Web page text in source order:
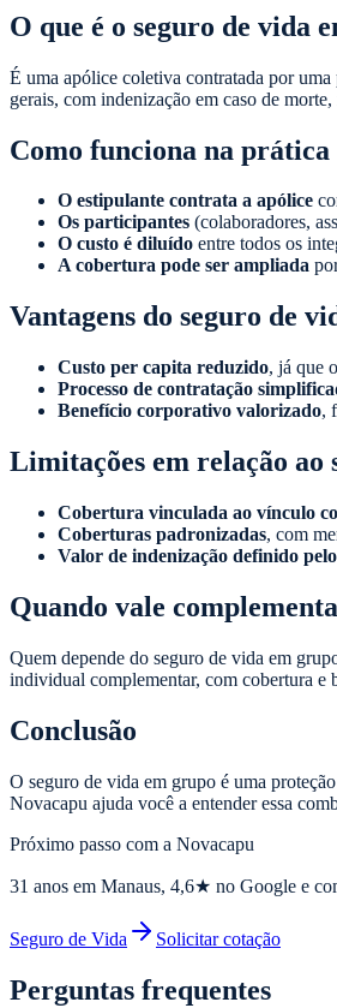
O que é o seguro de vida
É uma apólice coletiva contratada por
gerais, com indenização em caso de
Como funciona na prática
O estipulante contrata a apólice
Os participantes (colaboradores,
O custo é diluído entre todos os
A cobertura pode ser ampliada
Vantagens do seguro de
Custo per capita reduzido, já que
Processo de contratação
Benefício corporativo valorizado,
Limitações em relação ao
Cobertura vinculada ao vínculo
Coberturas padronizadas, com
Valor de indenização definido
Quando vale
Quem depende do seguro de vida em
individual complementar, com cobertura
Conclusão
O seguro de vida em grupo é uma
Novacapu ajuda você a entender essa
Próximo passo com a Novacapu
31 anos em Manaus, 4,6★ no Google e
Seguro de Vida Solicitar cotação
Perguntas frequentes